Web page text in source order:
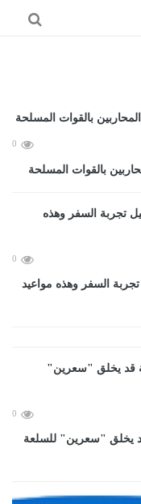
0
بالقوات المسلحة
0
السفر وهذه مواعيد
0
قد يخلق "سعرين" للسلعة